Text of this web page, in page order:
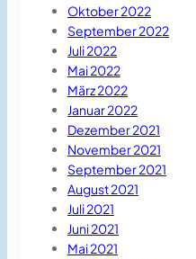
Oktober 2022
September 2022
Juli 2022
Mai 2022
März 2022
Januar 2022
Dezember 2021
November 2021
September 2021
August 2021
Juli 2021
Juni 2021
Mai 2021